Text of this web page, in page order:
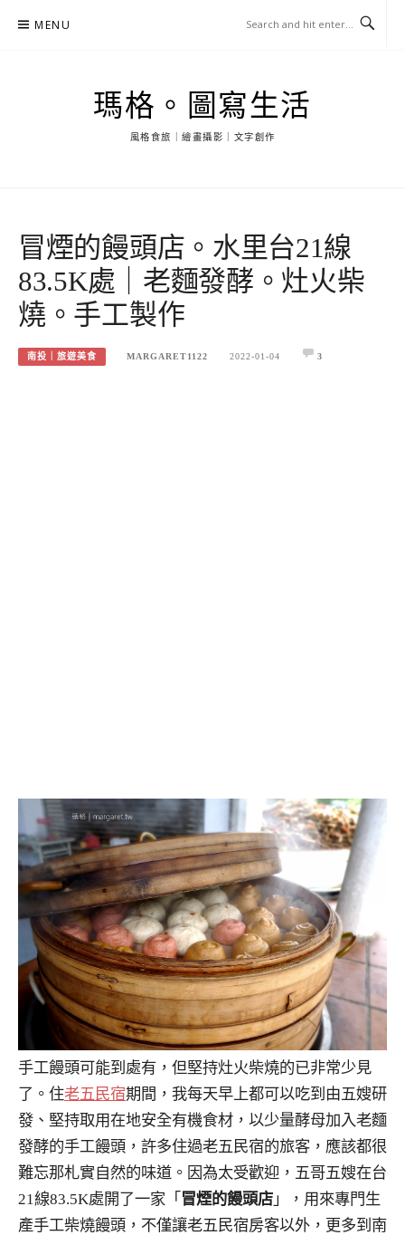
MENU
瑪格。圖寫生活
風格食旅｜繪畫攝影｜文字創作
冒煙的饅頭店。水里台21線
83.5K處｜老麵發酵。灶火柴
燒。手工製作
南投｜旅遊美食 MARGARET1122 2022-01-04 3
手工饅頭可能到處有，但堅持灶火柴燒的已非常少見
了。住老五民宿期間，我每天早上都可以吃到由五嫂研
發、堅持取用在地安全有機食材，以少量酵母加入老麵
發酵的手工饅頭，許多住過老五民宿的旅客，應該都很
難忘那札實自然的味道。因為太受歡迎，五哥五嫂在台
21線83.5K處開了一家「 冒煙的饅頭店 」，用來專門生
產手工柴燒饅頭，不僅讓老五民宿房客以外，更多到南